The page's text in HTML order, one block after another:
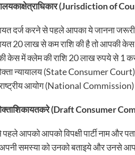
काक्षेत्राधिकार(Jurisdiction of
दर्ज करने से पहले आपका ये जानना
20 लाख से कम राशि की है तो आपकी
केस में क्लेम की राशि 20 लाख रुपये से 1
न्यायालय (State Consumer
आयोग (National Commission)
शिकायतकरे(Draft Consumer
आपको आपको विपक्षी पार्टी नाम और
समस्या को उनको बताइये और उनसे